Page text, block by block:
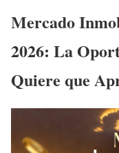
Mercado
2026: La
Quiere que